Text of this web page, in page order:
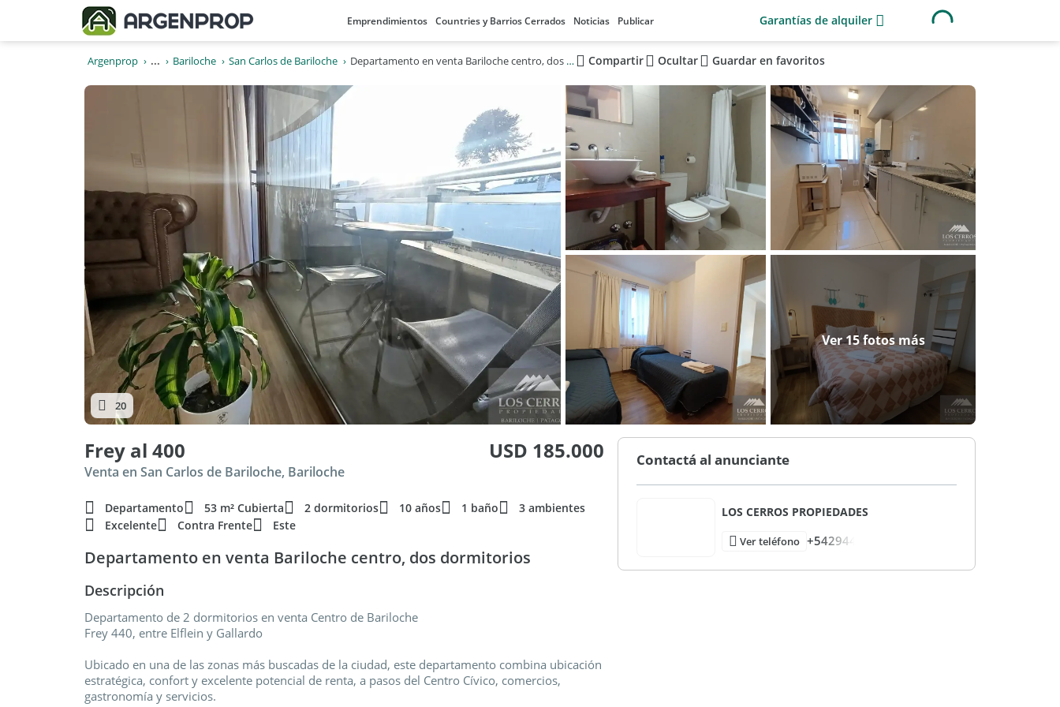
Emprendimientos Countries y Barrios Cerrados Noticias Publicar Garantías de alquiler
Argenprop ... Bariloche San Carlos de Bariloche Departamento en venta Bariloche centro, dos dormitorios Compartir Ocultar Guardar en favoritos
Ver 15 fotos más
20
Frey al 400 USD 185.000
Venta en San Carlos de Bariloche, Bariloche
Departamento 53 m² Cubierta 2 dormitorios 10 años 1 baño
3 ambientes
Excelente
Contra Frente Este
Departamento en venta Bariloche centro, dos dormitorios
Descripción
Departamento de 2 dormitorios en venta Centro de Bariloche
Frey 440, entre Elflein y Gallardo
Ubicado en una de las zonas más buscadas de la ciudad, este departamento combina ubicación
estratégica, confort y excelente potencial de renta, a pasos del Centro Cívico, comercios,
gastronomía y servicios.
Contactá al anunciante
LOS CERROS PROPIEDADES
Ver teléfono +542944